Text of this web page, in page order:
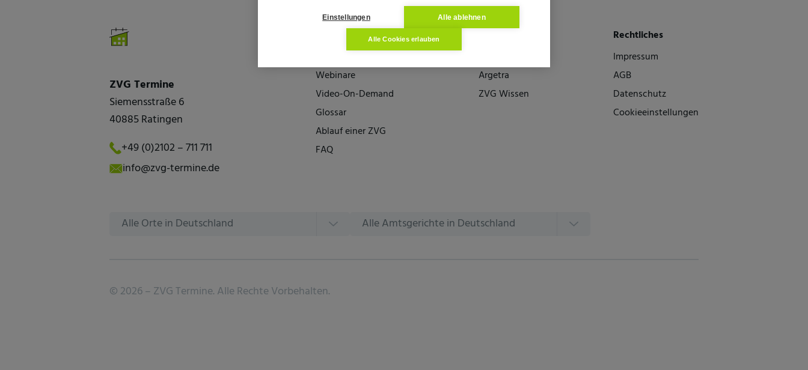
ZVG Termine
Siemensstraße 6
40885 Ratingen
+49 (0)2102 – 711 711
info@zvg-termine.de
Webinare
Video-On-Demand
Glossar
Ablauf einer ZVG
FAQ
Argetra
ZVG Wissen
Rechtliches
Impressum
AGB
Datenschutz
Cookieeinstellungen
Alle Orte in Deutschland Alle Amtsgerichte in Deutschland
© 2026 – ZVG Termine. Alle Rechte Vorbehalten.
Einstellungen Alle ablehnen
Alle Cookies erlauben